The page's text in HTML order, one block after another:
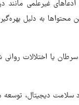
غیرعلمی مانند
به دلیل
یا اختلالات روانی
دیجیتال، توسعه